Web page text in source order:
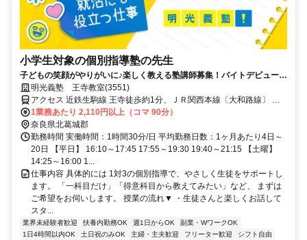
小学生対象の個別指導塾の先生
子どもの笑顔がやりがいに♪楽しく教える塾講師募集！バイトデビューで
も安心の研修あり！週1日からOK
明光義塾 王寺教室(3551)
アクセス 近鉄生駒線 王寺徒歩約1分、ＪＲ関西本線〔大和路線〕 王
寺西口徒歩約1分、ＪＲ和歌山線 王寺西口徒歩約1分
1業務あたり 2,110円以上（コマ 90分）
奈良県北葛城郡
勤務時間 実働時間：1時間30分/日 平均勤務日数：1ヶ月あたり4日～
20日 【平日】 16:10～17:45 17:55～19:30 19:40～21:15 【土曜】
14:25～16:00 1...
仕事内容 具体的には 1対3の個別指導で、やさしく生徒をサポートし
ます。 「一科目だけ」「得意科目から教えてみたい」など、 まずは
ご希望をお伺いします。 授業の流れ▼ ・生徒さんと楽しくお話して
スタ...
業界未経験者歓迎 扶養内勤務OK 週1日からOK
副業・WワークOK
1日4時間以内OK
土日祝のみOK 主婦・主夫歓迎 フリーター歓迎
シフト自由